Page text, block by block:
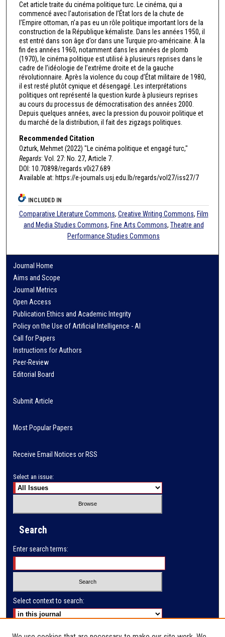
Cet article traite du cinéma politique turc. Le cinéma, qui a
commencé avec l’autorisation de l’État lors de la chute de
l’Empire ottoman, n’a pas eu un rôle politique important lors de la
construction de la République kémaliste. Dans les années 1950, il
est entré dans son âge d’or dans une Turquie pro-américaine. À la
fin des années 1960, notamment dans les années de plomb
(1970), le cinéma politique est utilisé à plusieurs reprises dans le
cadre de l’idéologie de l’extrême droite et de la gauche
révolutionnaire. Après la violence du coup d’État militaire de 1980,
il est resté plutôt cynique et désengagé. Les interprétations
politiques ont représenté la question kurde à plusieurs reprises
au cours du processus de démocratisation des années 2000.
Depuis quelques années, avec la pression du pouvoir politique et
du marché de la distribution, il fait des zigzags politiques.
Recommended Citation
Ozturk, Mehmet (2022) "Le cinéma politique et engagé turc,"
Regards: Vol. 27: No. 27, Article 7.
DOI: 10.70898/regards.v0i27.689
Available at: https://e-journals.usj.edu.lb/regards/vol27/iss27/7
INCLUDED IN
Comparative Literature Commons, Creative Writing Commons, Film
and Media Studies Commons, Fine Arts Commons, Theatre and
Performance Studies Commons
Journal Home
Aims and Scope
Journal Metrics
Open Access
Publication Ethics and Academic Integrity
Policy on the Use of Artificial Intelligence - AI
Call for Papers
Instructions for Authors
Peer-Review
Editorial Board
Submit Article
Most Popular Papers
Receive Email Notices or RSS
Select an issue:
Search
Enter search terms:
Select context to search:
Advanced Search